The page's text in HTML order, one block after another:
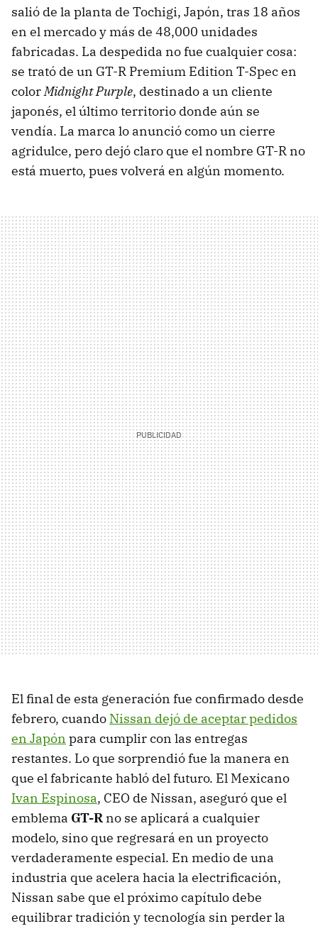
salió de la planta de Tochigi, Japón, tras 18 años
en el mercado y más de 48,000 unidades
fabricadas. La despedida no fue cualquier cosa:
se trató de un GT-R Premium Edition T-Spec en
colorMidnight Purple, destinado a un cliente
japonés, el último territorio donde aún se
vendía. La marca lo anunció como un cierre
agridulce, pero dejó claro que el nombre GT-R no
está muerto, pues volverá en algún momento.
El final de esta generación fue confirmado desde
febrero, cuando Nissan dejó de aceptar pedidos
en Japón para cumplir con las entregas
restantes. Lo que sorprendió fue la manera en
que el fabricante habló del futuro. El Mexicano
Ivan Espinosa, CEO de Nissan, aseguró que el
emblema GT-R no se aplicará a cualquier
modelo, sino que regresará en un proyecto
verdaderamente especial. En medio de una
industria que acelera hacia la electrificación,
Nissan sabe que el próximo capítulo debe
equilibrar tradición y tecnología sin perder la